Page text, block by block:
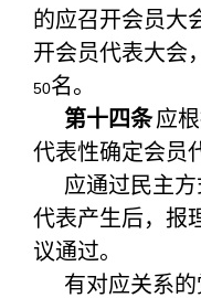
的应召开会员大
开会员代表大会
50名。
第十四条应
代表性确定会员
应通过民主
代表产生后，报
议通过。
有对应关系